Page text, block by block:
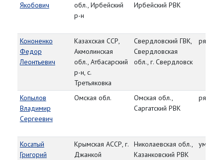
Якобович
обл., Ирбейский
р-н
Ирбейский РВК
Кононенко
Федор
Леонтьевич
Казахская ССР,
Акмолинская
обл., Атбасарский
р-н, с.
Третьяковка
Свердловский ГВК,
Свердловская
обл., г. Свердловск
Копылов
Владимир
Сергеевич
Омская обл.
Омская обл.,
Саргатский РВК
Косатый
Григорий
Крымская АССР, г.
Джанкой
Николаевская обл.,
Казанковский РВК
умер